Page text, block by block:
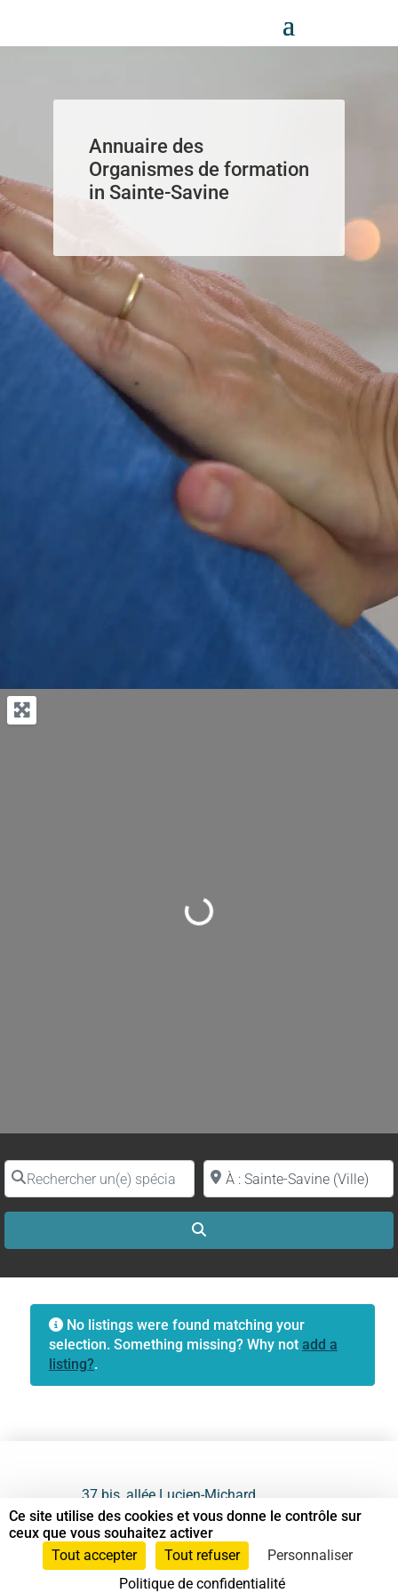
Annuaire des
Organismes de formation
in Sainte-Savine
Loading...
Rechercher un(e) spécialiste par nomProche de (ville ou région)
No listings were found matching your
selection. Something missing? Why not add a
listing?.
37 bis, allée Lucien-Michard
93190 Livry-Gargan
06 61 87 28 09
Ce site utilise des cookies et vous donne le contrôle sur
ceux que vous souhaitez activer
Tout accepter
Tout refuser
Personnaliser
Politique de confidentialité